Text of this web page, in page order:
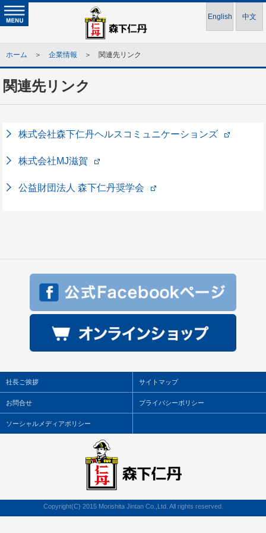
English 中文
ホーム ＞ 企業情報 ＞ 関連先リンク
関連先リンク
株式会社森下仁丹ヘルスコミュニケーションズ
株式会社MJ滋賀
公益財団法人 森下仁丹奨学会
社長ご挨拶 サイトマップ
お問合せ プライバシーポリシー
ソーシャルメディアポリシー
Copyright(C) 2015 Morishita Jintan Co.,Ltd. All rights reserved.